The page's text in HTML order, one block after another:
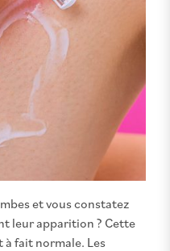
et vous constatez
leur apparition ? Cette
fait normale. Les